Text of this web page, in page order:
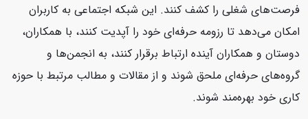
فرصت‌های شغلی را کشف کنند. این شبکه اجتماعی به کاربران
امکان می‌دهد تا رزومه حرفه‌ای خود را آپدیت کنند، با همکاران،
دوستان و همکاران آینده ارتباط برقرار کنند، به انجمن‌ها و
گروه‌های حرفه‌ای ملحق شوند و از مقالات و مطالب مرتبط با حوزه
کاری خود بهره‌مند شوند.